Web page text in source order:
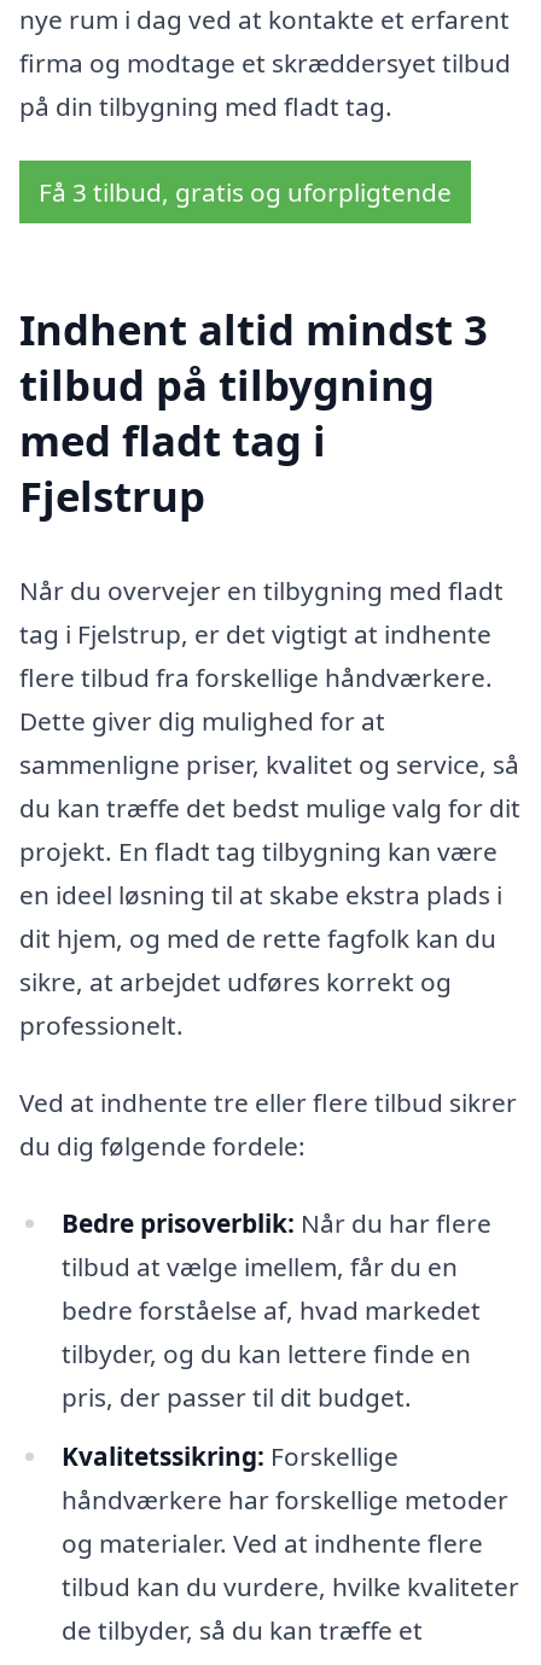
nye rum i dag ved at kontakte et erfarent
firma og modtage et skræddersyet tilbud
på din tilbygning med fladt tag.
Få 3 tilbud, gratis og uforpligtende
Indhent altid mindst 3
tilbud på tilbygning
med fladt tag i
Fjelstrup
Når du overvejer en tilbygning med fladt
tag i Fjelstrup, er det vigtigt at indhente
flere tilbud fra forskellige håndværkere.
Dette giver dig mulighed for at
sammenligne priser, kvalitet og service, så
du kan træffe det bedst mulige valg for dit
projekt. En fladt tag tilbygning kan være
en ideel løsning til at skabe ekstra plads i
dit hjem, og med de rette fagfolk kan du
sikre, at arbejdet udføres korrekt og
professionelt.
Ved at indhente tre eller flere tilbud sikrer
du dig følgende fordele:
Bedre prisoverblik: Når du har flere
tilbud at vælge imellem, får du en
bedre forståelse af, hvad markedet
tilbyder, og du kan lettere finde en
pris, der passer til dit budget.
Kvalitetssikring: Forskellige
håndværkere har forskellige metoder
og materialer. Ved at indhente flere
tilbud kan du vurdere, hvilke kvaliteter
de tilbyder, så du kan træffe et